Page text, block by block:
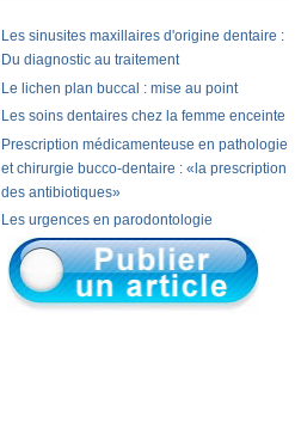
Les sinusites maxillaires d'origine dentaire :
Du diagnostic au traitement
Le lichen plan buccal : mise au point
Les soins dentaires chez la femme enceinte
Prescription médicamenteuse en pathologie
et chirurgie bucco-dentaire : «la prescription
des antibiotiques»
Les urgences en parodontologie